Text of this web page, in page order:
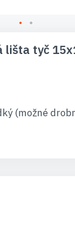
lišta tyč
(možné